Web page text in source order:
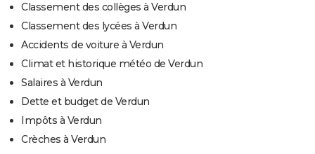
Classement des collèges à Verdun
Classement des lycées à Verdun
Accidents de voiture à Verdun
Climat et historique météo de Verdun
Salaires à Verdun
Dette et budget de Verdun
Impôts à Verdun
Crèches à Verdun